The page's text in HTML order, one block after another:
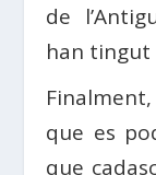
de
han tingut
que es
que